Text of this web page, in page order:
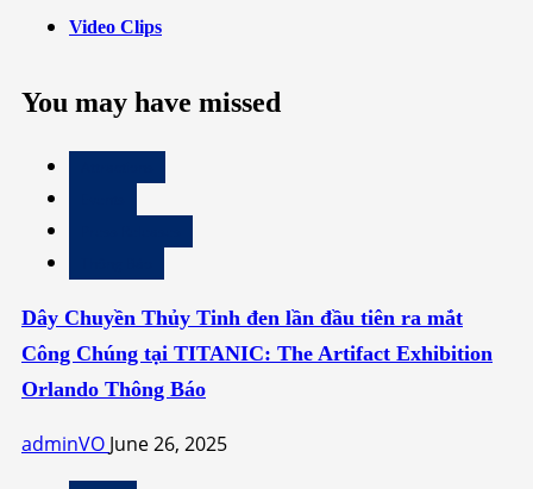
Video Clips
You may have missed
Dây Chuyền Thủy Tinh đen lần đầu tiên ra mắt
Công Chúng tại TITANIC: The Artifact Exhibition
Orlando Thông Báo
adminVO June 26, 2025